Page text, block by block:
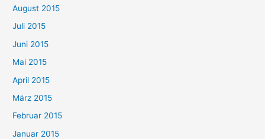
August 2015
Juli 2015
Juni 2015
Mai 2015
April 2015
März 2015
Februar 2015
Januar 2015